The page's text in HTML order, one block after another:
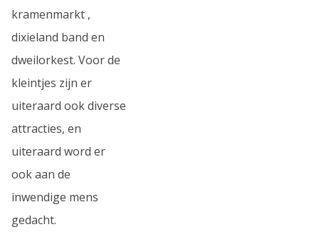
kramenmarkt ,
dixieland band en
dweilorkest. Voor de
kleintjes zijn er
uiteraard ook diverse
attracties, en
uiteraard word er
ook aan de
inwendige mens
gedacht.